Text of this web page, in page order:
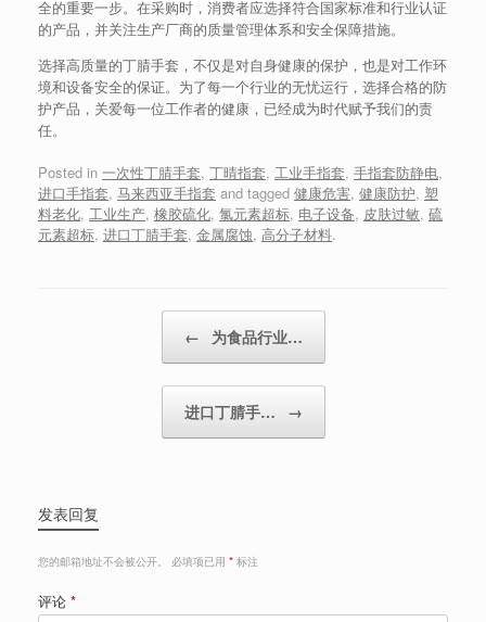
全的重要一步。在采购时，消费者应选择符合国家标准和行业认证
的产品，并关注生产厂商的质量管理体系和安全保障措施。
选择高质量的丁腈手套，不仅是对自身健康的保护，也是对工作环
境和设备安全的保证。为了每一个行业的无忧运行，选择合格的防
护产品，关爱每一位工作者的健康，已经成为时代赋予我们的责
任。
Posted in 一次性丁腈手套, 丁晴指套, 工业手指套, 手指套防静电,
进口手指套, 马来西亚手指套 and tagged 健康危害, 健康防护, 塑
料老化, 工业生产, 橡胶硫化, 氯元素超标, 电子设备, 皮肤过敏, 硫
元素超标, 进口丁腈手套, 金属腐蚀, 高分子材料.
← 为食品行业…
进口丁腈手… →
发表回复
您的邮箱地址不会被公开。 必填项已用 * 标注
评论 *